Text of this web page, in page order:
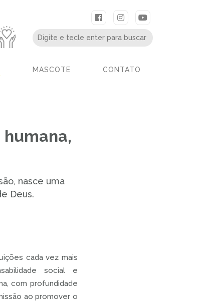
MASCOTE CONTATO
nasce uma
Deus.
cada vez mais
social e
com profundidade
ao promover o